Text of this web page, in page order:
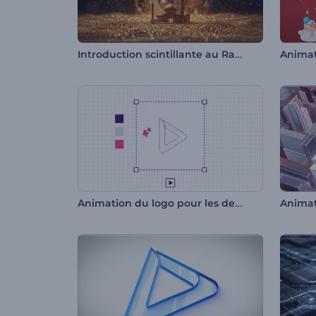
Introduction scintillante au Ramadan
Animation du logo pour les designers